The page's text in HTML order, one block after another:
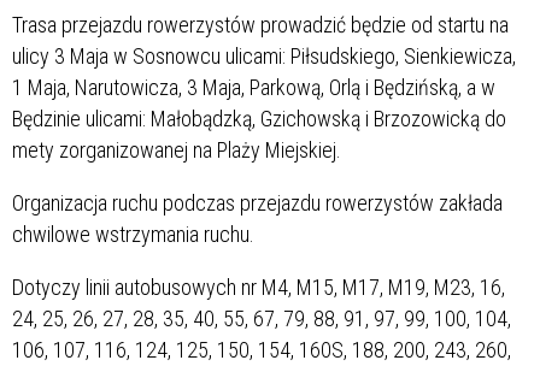
Trasa przejazdu rowerzystów prowadzić będzie od startu na
ulicy 3 Maja w Sosnowcu ulicami: Piłsudskiego, Sienkiewicza,
1 Maja, Narutowicza, 3 Maja, Parkową, Orlą i Będzińską, a w
Będzinie ulicami: Małobądzką, Gzichowską i Brzozowicką do
mety zorganizowanej na Plaży Miejskiej.
Organizacja ruchu podczas przejazdu rowerzystów zakłada
chwilowe wstrzymania ruchu.
Dotyczy linii autobusowych nr M4, M15, M17, M19, M23, 16,
24, 25, 26, 27, 28, 35, 40, 55, 67, 79, 88, 91, 97, 99, 100, 104,
106, 107, 116, 124, 125, 150, 154, 160S, 188, 200, 243, 260,